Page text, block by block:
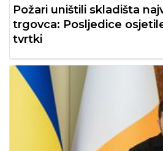
Požari uništili skladišta
trgovca: Posljedice
tvrtki